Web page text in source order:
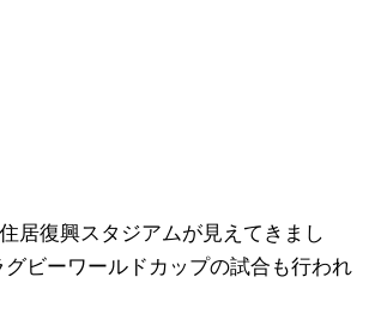
居復興スタジアムが見えてきまし
ビーワールドカップの試合も行われ